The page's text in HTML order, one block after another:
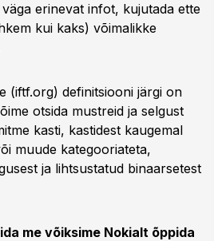
erinevat infot, kujutada ette
kui kaks) võimalikke
(iftf.org) definitsiooni järgi on
otsida mustreid ja selgust
kasti, kastidest kaugemal
muude kategooriateta,
ja lihtsustatud binaarsetest
me võiksime Nokialt õppida